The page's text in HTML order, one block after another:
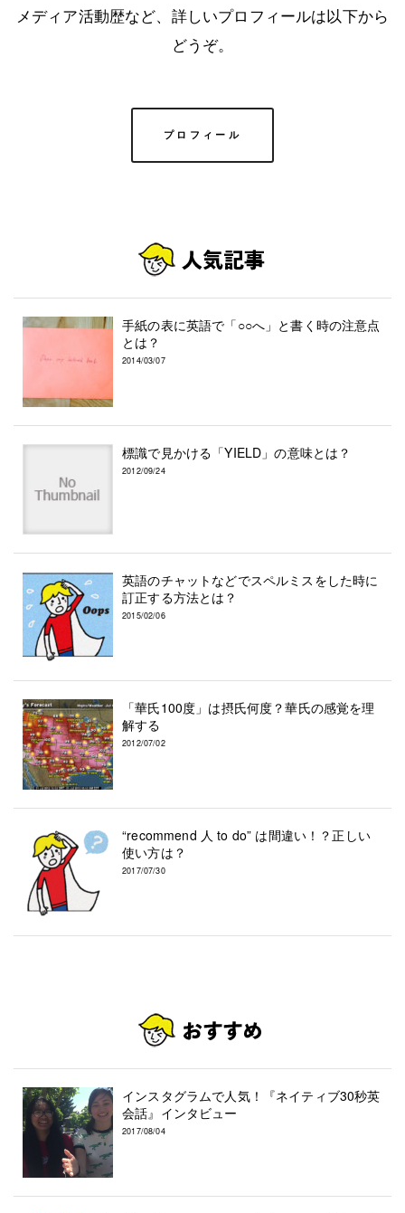
メディア活動歴など、詳しいプロフィールは以下から
どうぞ。
プロフィール
手紙の表に英語で「○○へ」と書く時の注意点
とは？
2014/03/07
標識で見かける「YIELD」の意味とは？
2012/09/24
英語のチャットなどでスペルミスをした時に
訂正する方法とは？
2015/02/06
「華氏100度」は摂氏何度？華氏の感覚を理
解する
2012/07/02
“recommend 人 to do” は間違い！？正しい
使い方は？
2017/07/30
インスタグラムで人気！『ネイティブ30秒英
会話』インタビュー
2017/08/04